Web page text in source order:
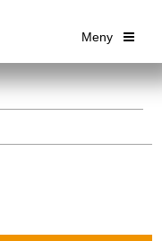
Meny